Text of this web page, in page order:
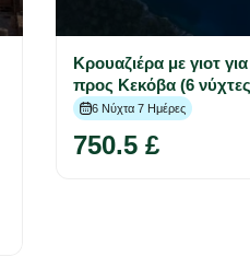
Κρουαζιέρα με γιοτ
προς Κεκόβα (6
6 Νύχτα 7 Ημέρες
750.5 £